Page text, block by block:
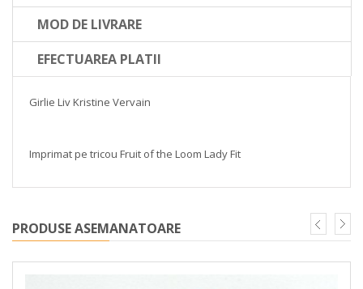
MOD DE LIVRARE
EFECTUAREA PLATII
Girlie Liv Kristine Vervain
Imprimat pe tricou Fruit of the Loom Lady Fit
PRODUSE ASEMANATOARE